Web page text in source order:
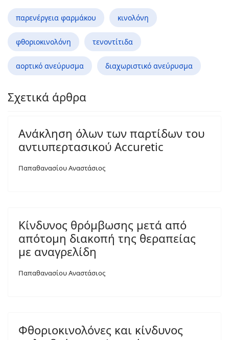
παρενέργεια φαρμάκου κινολόνη
φθοριοκινολόνη τενοντίτιδα
αορτικό ανεύρυσμα διαχωριστικό ανεύρυσμα
Σχετικά άρθρα
Ανάκληση όλων των παρτίδων του
αντιυπερτασικού Accuretic
Παπαθανασίου Αναστάσιος
Κίνδυνος θρόμβωσης μετά από
απότομη διακοπή της θεραπείας
με αναγρελίδη
Παπαθανασίου Αναστάσιος
Φθοριοκινολόνες και κίνδυνος